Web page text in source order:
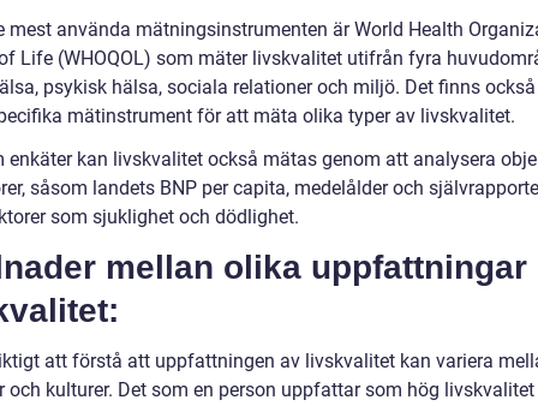
mest använda mätningsinstrumenten är World Health
Life (WHOQOL) som mäter livskvalitet utifrån fyra
psykisk hälsa, sociala relationer och miljö. Det finns
mätinstrument för att mäta olika typer av livskvalitet.
enkäter kan livskvalitet också mätas genom att analysera
såsom landets BNP per capita, medelålder och
som sjuklighet och dödlighet.
mellan olika uppfattningar
att förstå att uppfattningen av livskvalitet kan variera
och kulturer. Det som en person uppfattar som hög